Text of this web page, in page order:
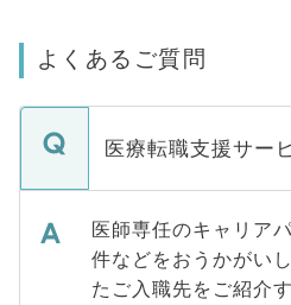
よくあるご質問
医療転職支援サー
医師専任のキャリア
件などをおうかがい
たご入職先をご紹介